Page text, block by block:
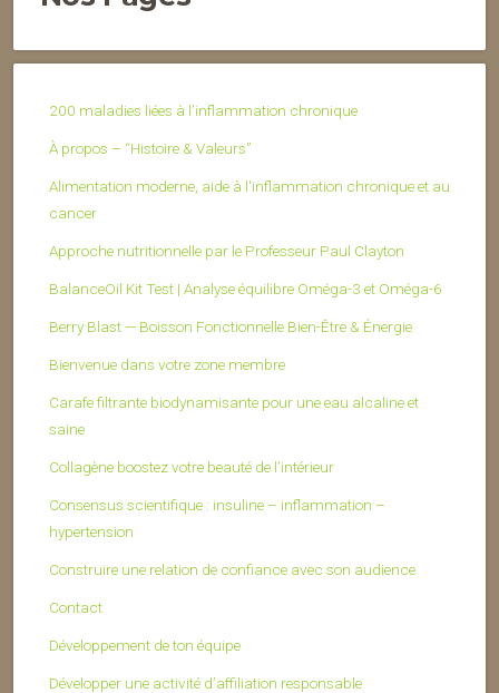
200 maladies liées à l’inflammation chronique
À propos – “Histoire & Valeurs”
Alimentation moderne, aide à l'inflammation chronique et au
cancer
Approche nutritionnelle par le Professeur Paul Clayton
BalanceOil Kit Test | Analyse équilibre Oméga-3 et Oméga-6
Berry Blast — Boisson Fonctionnelle Bien-Être & Énergie
Bienvenue dans votre zone membre
Carafe filtrante biodynamisante pour une eau alcaline et
saine
Collagène boostez votre beauté de l’intérieur
Consensus scientifique : insuline – inflammation –
hypertension
Construire une relation de confiance avec son audience
Contact
Développement de ton équipe
Développer une activité d’affiliation responsable